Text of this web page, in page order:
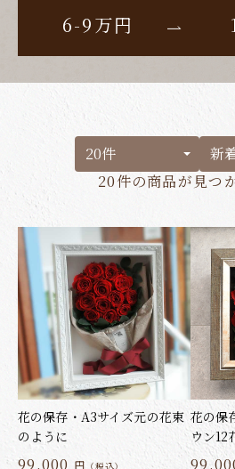
6-9万円
20件の商品が見つ
花の保存・A3サイズ元の花束
のように
99,000 円 （税込）
花の保
ウン12